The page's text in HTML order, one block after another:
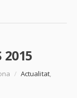
2015
/ Actualitat,